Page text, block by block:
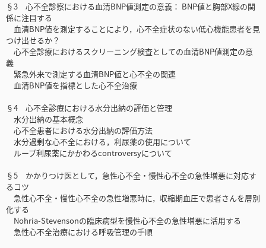
§3 心不全診察における血清BNP値測定の意義： BNP値と胸部X線の関
係に注目する
血清BNP値を測定することにより，心不全症状のない低心機能患者を見
つけ出せるか？
心不全診療におけるスクリーニング検査としての血清BNP値測定の意
義
緊急外来で測定する血清BNP値と心不全の関連
血清BNP値を指標とした心不全治療
§4 心不全診療における水分出納の評価と管理
水分出納の基本概念
心不全患者における水分出納の評価方法
水分過剰な心不全における，利尿薬の使用について
ループ利尿薬にかかわるcontroversyについて
§5 かかりつけ医として，急性心不全・慢性心不全の急性増悪に対応す
るコツ
急性心不全・慢性心不全の急性増悪時に，収縮期血圧で患者さんを層別
化する
Nohria-Stevensonの臨床病型を慢性心不全の急性増悪に活用する
急性心不全治療における呼吸管理の手順